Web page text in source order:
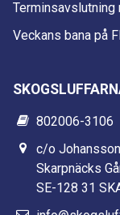
Terminsavslutning
Veckans bana på
802006-3106
c/o Johansson
Skarpnäcks
SE-128 31